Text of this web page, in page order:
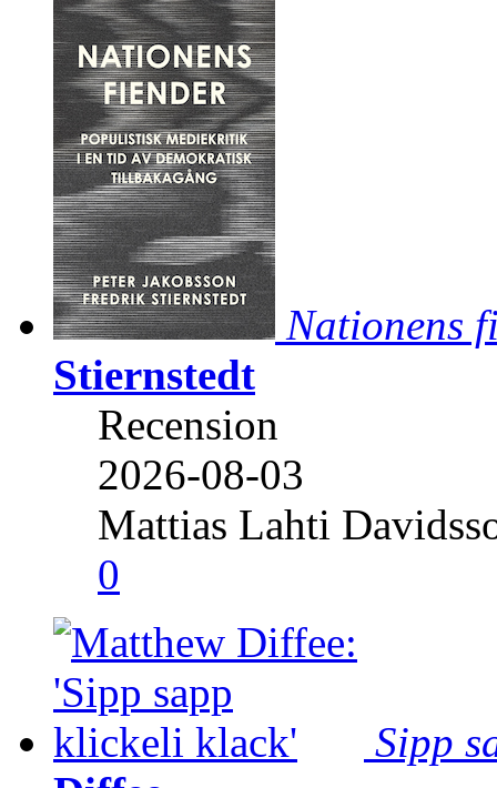
Nationens
Stiernstedt
Recension
2026-08-03
Mattias Lahti
0
Sipp